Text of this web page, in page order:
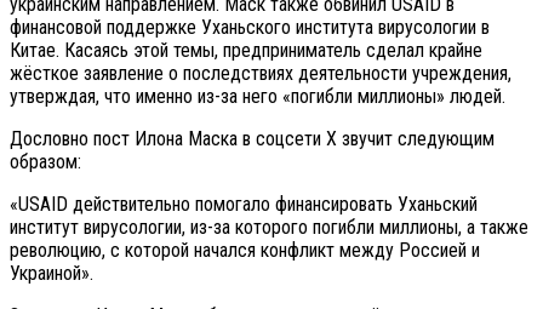
финансовой поддержке Уханьского института вирусологии в
Китае. Касаясь этой темы, предприниматель сделал крайне
жёсткое заявление о последствиях деятельности учреждения,
утверждая, что именно из-за него «погибли миллионы» людей.
Дословно пост Илона Маска в соцсети X звучит следующим
образом:
«USAID действительно помогало финансировать Уханьский
институт вирусологии, из-за которого погибли миллионы, а также
революцию, с которой начался конфликт между Россией и
Украиной».